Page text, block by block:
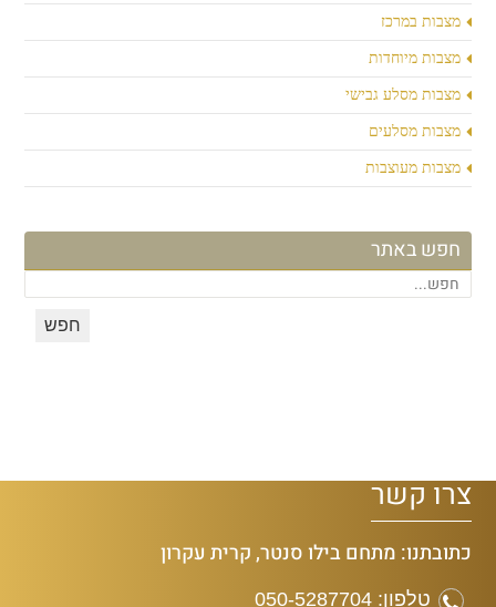
מצבות במרכז
מצבות מיוחדות
מצבות מסלע גבישי
מצבות מסלעים
מצבות מעוצבות
חפש באתר
צרו קשר
כתובתנו: מתחם בילו סנטר, קרית עקרון
טלפון: 050-5287704